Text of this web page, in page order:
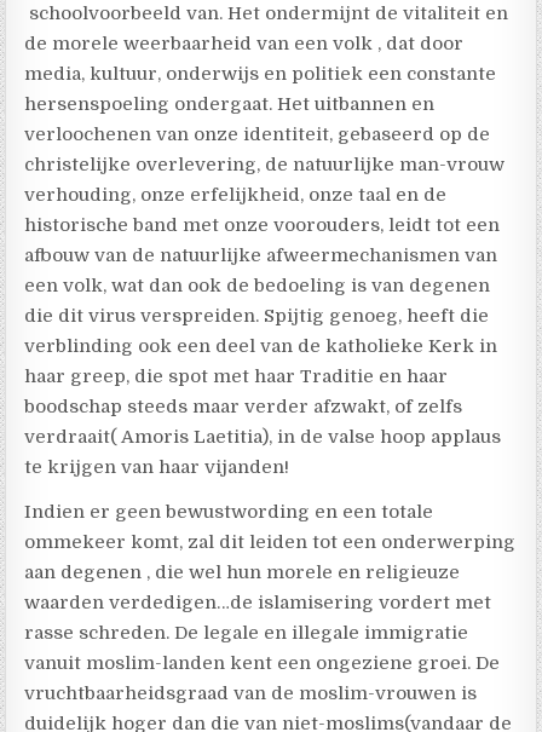
schoolvoorbeeld van. Het ondermijnt de vitaliteit en
de morele weerbaarheid van een volk , dat door
media, kultuur, onderwijs en politiek een constante
hersenspoeling ondergaat. Het uitbannen en
verloochenen van onze identiteit, gebaseerd op de
christelijke overlevering, de natuurlijke man-vrouw
verhouding, onze erfelijkheid, onze taal en de
historische band met onze voorouders, leidt tot een
afbouw van de natuurlijke afweermechanismen van
een volk, wat dan ook de bedoeling is van degenen
die dit virus verspreiden. Spijtig genoeg, heeft die
verblinding ook een deel van de katholieke Kerk in
haar greep, die spot met haar Traditie en haar
boodschap steeds maar verder afzwakt, of zelfs
verdraait( Amoris Laetitia), in de valse hoop applaus
te krijgen van haar vijanden!
Indien er geen bewustwording en een totale
ommekeer komt, zal dit leiden tot een onderwerping
aan degenen , die wel hun morele en religieuze
waarden verdedigen…de islamisering vordert met
rasse schreden. De legale en illegale immigratie
vanuit moslim-landen kent een ongeziene groei. De
vruchtbaarheidsgraad van de moslim-vrouwen is
duidelijk hoger dan die van niet-moslims(vandaar de